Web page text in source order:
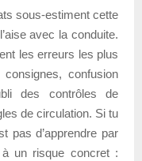
sous-estiment cette
avec la conduite.
les erreurs les plus
confusion
des contrôles de
de circulation. Si tu
pas d’apprendre par
un risque concret :